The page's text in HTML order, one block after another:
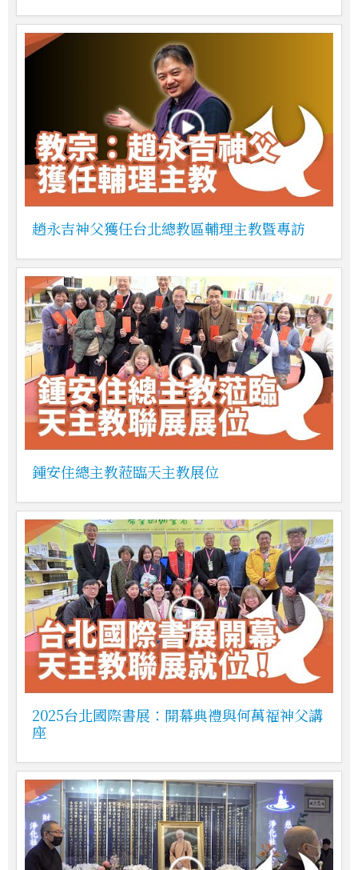
趙永吉神父獲任台北總教區輔理主教暨專訪
鍾安住總主教蒞臨天主教展位
2025台北國際書展：開幕典禮與何萬福神父講
座